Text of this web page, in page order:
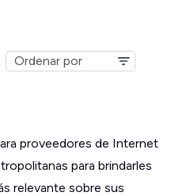
proveedores de Internet
para brindarles
relevante sobre sus